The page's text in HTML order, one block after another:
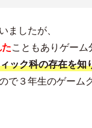
ましたが、
こともありゲーム
ック科の存在を知
で３年生のゲーム